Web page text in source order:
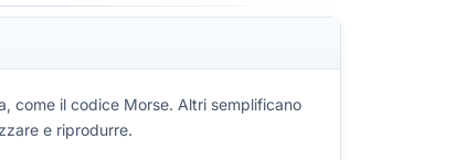
come il codice Morse. Altri semplificano
e riprodurre.